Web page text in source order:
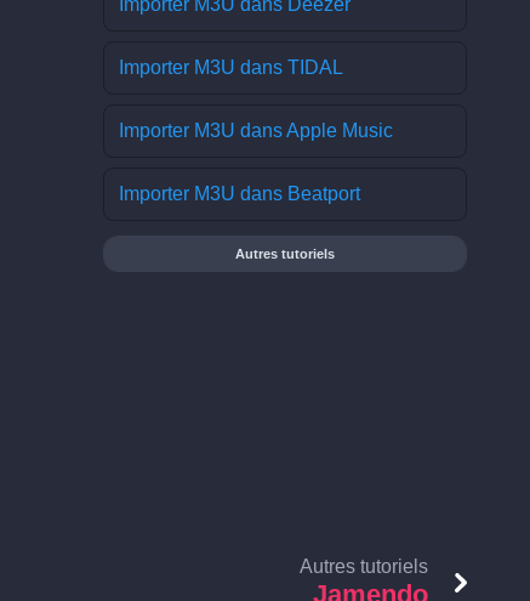
Importer M3U dans Deezer
Importer M3U dans TIDAL
Importer M3U dans Apple Music
Importer M3U dans Beatport
Autres tutoriels
Autres tutoriels
Jamendo